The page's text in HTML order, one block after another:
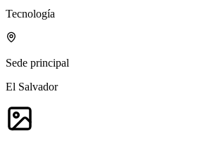
Tecnología
Sede principal
El Salvador